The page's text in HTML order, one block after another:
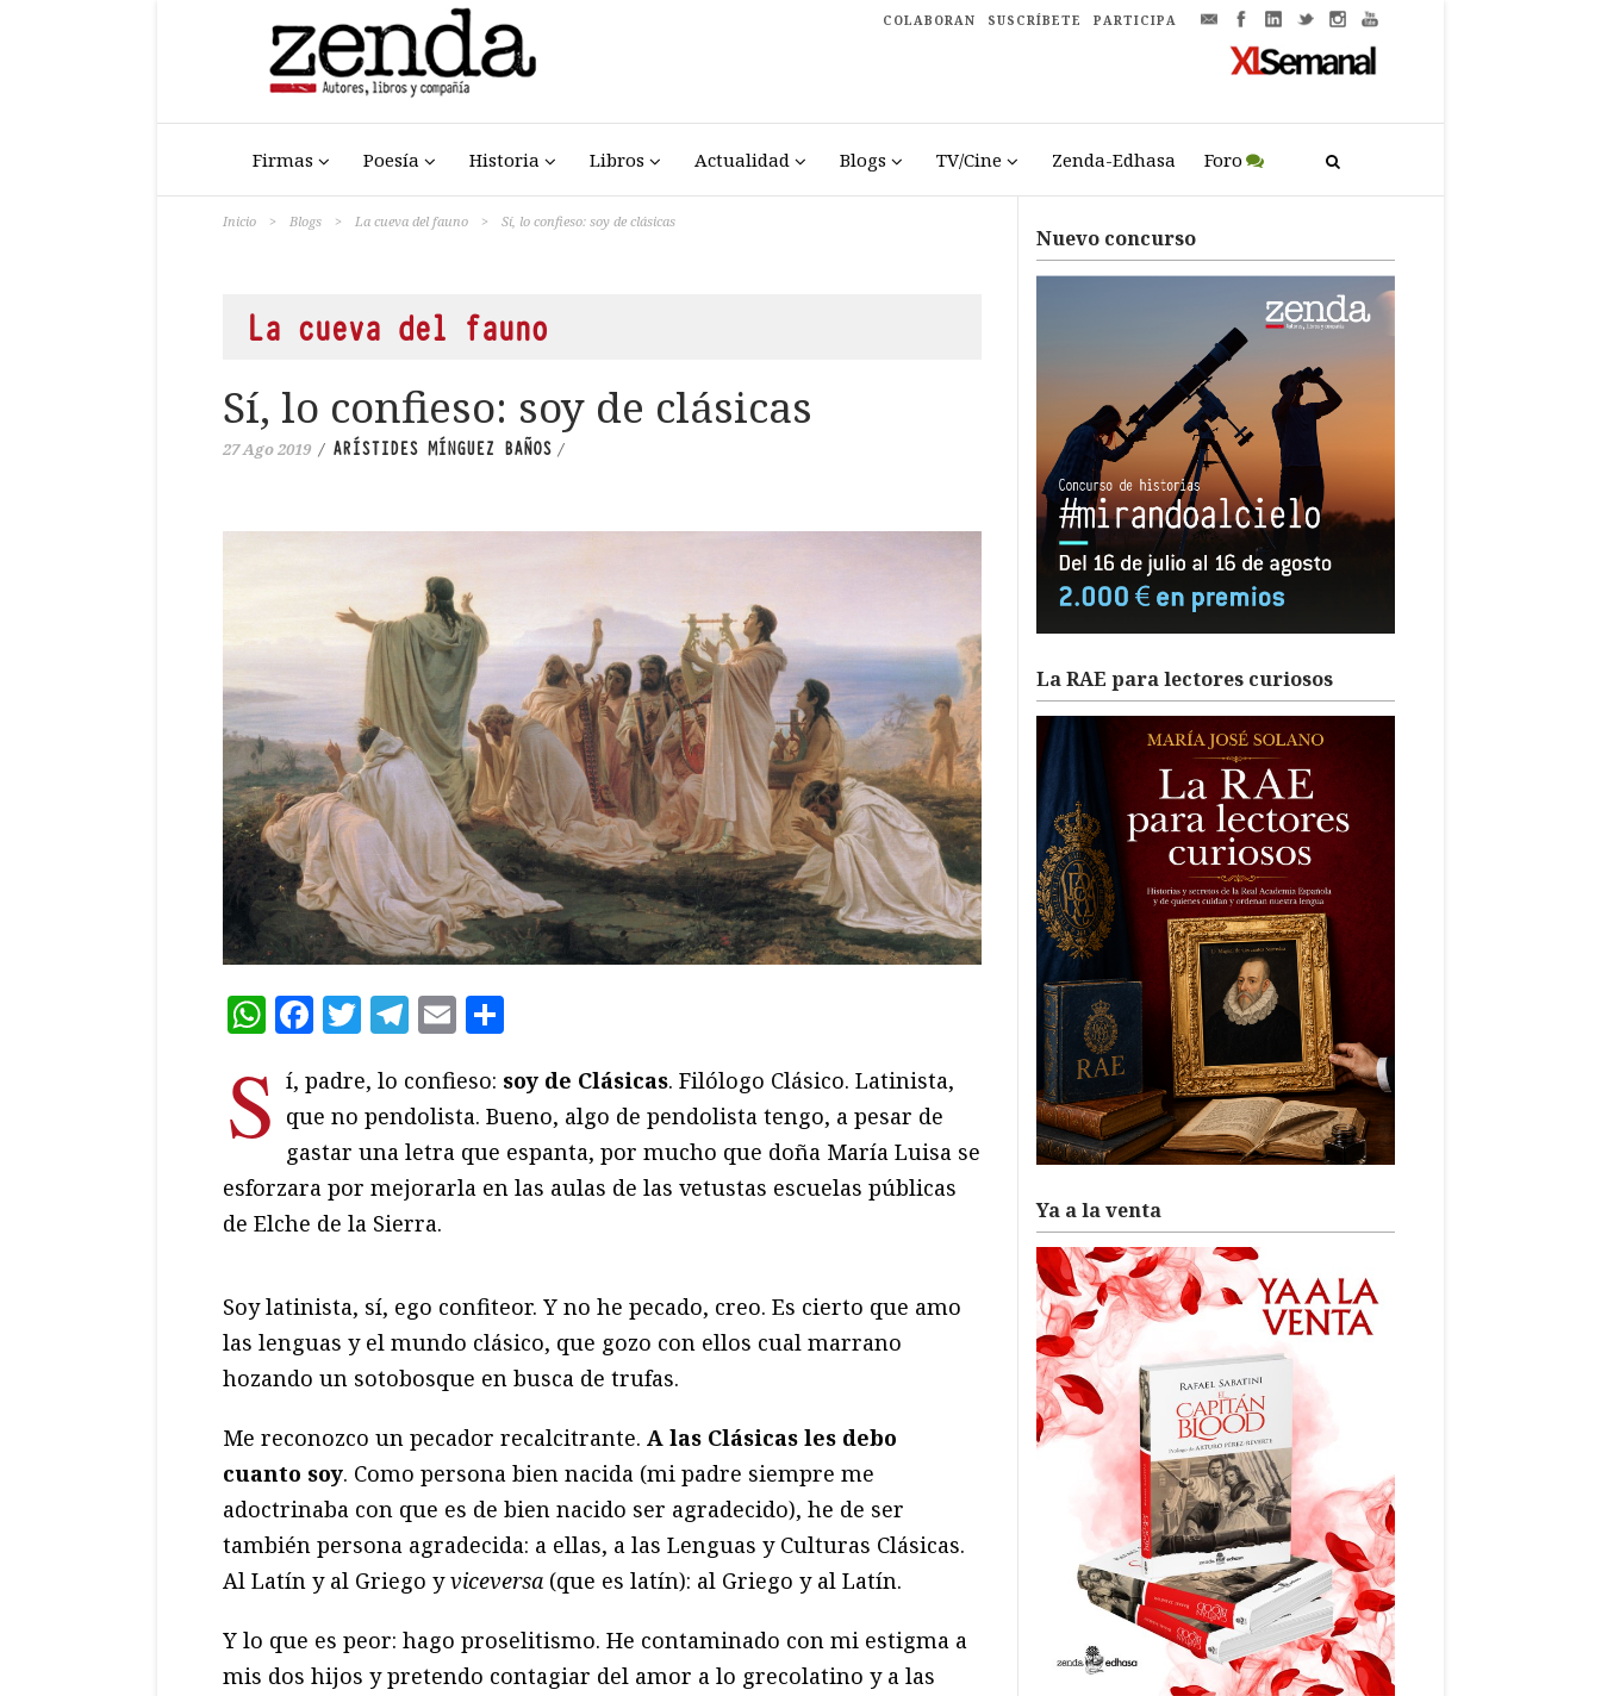
COLABORAN SUSCRÍBETE PARTICIPA
Firmas Poesía Historia Libros Actualidad Blogs TV/Cine Zenda-Edhasa Foro
Inicio > Blogs > La cueva del fauno > Sí, lo confieso: soy de clásicas
La cueva del fauno
Sí, lo confieso: soy de clásicas
27 Ago 2019 / ARÍSTIDES MÍNGUEZ BAÑOS /
WhatsApp
Facebook
Twitter
Telegram
Email
S í, padre, lo confieso: soy de Clásicas. Filólogo Clásico. Latinista,
que no pendolista. Bueno, algo de pendolista tengo, a pesar de
gastar una letra que espanta, por mucho que doña María Luisa se
esforzara por mejorarla en las aulas de las vetustas escuelas públicas
de Elche de la Sierra.
Soy latinista, sí, ego confiteor. Y no he pecado, creo. Es cierto que amo
las lenguas y el mundo clásico, que gozo con ellos cual marrano
hozando un sotobosque en busca de trufas.
Me reconozco un pecador recalcitrante. A las Clásicas les debo
cuanto soy. Como persona bien nacida (mi padre siempre me
adoctrinaba con que es de bien nacido ser agradecido), he de ser
también persona agradecida: a ellas, a las Lenguas y Culturas Clásicas.
Al Latín y al Griego yviceversa (que es latín): al Griego y al Latín.
Y lo que es peor: hago proselitismo. He contaminado con mi estigma a
mis dos hijos y pretendo contagiar del amor a lo grecolatino y a las
Nuevo concurso
La RAE para lectores curiosos
Ya a la venta